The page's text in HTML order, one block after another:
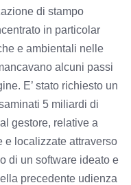
di stampo
in particolar
e ambientali nelle
alcuni passi
E’ stato richiesto un
5 miliardi di
gestore, relative a
e localizzate attraverso
di un software ideato e
precedente udienza